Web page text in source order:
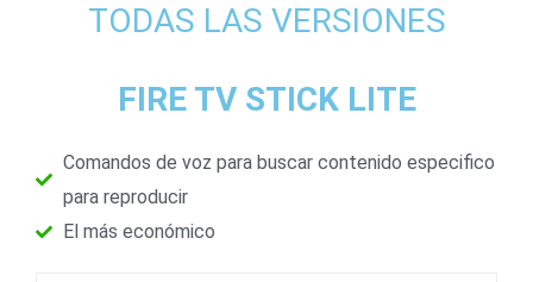
TODAS LAS VERSIONES
FIRE TV STICK LITE
Comandos de voz para buscar contenido especifico
para reproducir
El más económico